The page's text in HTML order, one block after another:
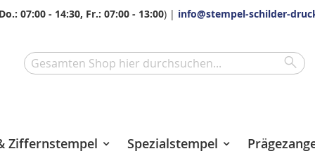
07:00 - 14:30, Fr.: 07:00 - 13:00) | info@stempel-schilder-
Ziffernstempel Spezialstempel